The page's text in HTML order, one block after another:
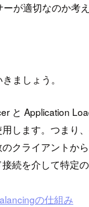
が適切なのか考え
ましょう。
と Application
します。つまり
クライアントから
続を介して特定
の仕組み